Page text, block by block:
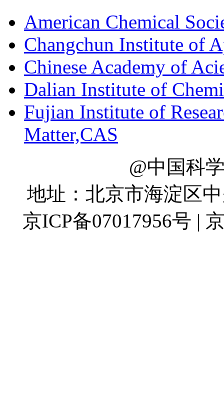
American Chemical
Changchun Institute of
Chinese Academy of
Dalian Institute of
Fujian Institute of
Matter,CAS
@中国科
地址：北京市海淀区
京ICP备07017956号 |